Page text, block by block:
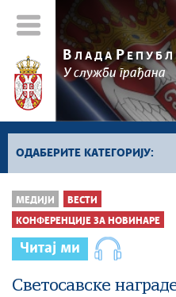
В ЛАДА Р
У служби грађана
ОДАБЕРИТЕ КАТЕГОРИЈУ:
Влада Србије
Активности премијера
Активности
Активности Владе
Косово и Метохија
МЕДИЈИ ВЕСТИ
КОНФЕРЕНЦИЈЕ ЗА НОВИНАРЕ
Читај ми
Светосавске